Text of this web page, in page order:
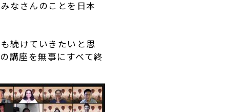
なさんのことを日本
続けていきたいと思
講座を無事にすべて終